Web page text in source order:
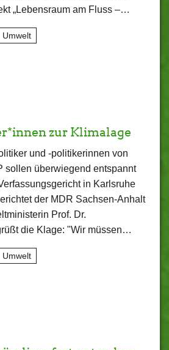
„Lebensraum am Fluss –…
Umwelt
zur Klimalage
und -politikerinnen von
sollen überwiegend entspannt
in Karlsruhe
der MDR Sachsen-Anhalt
Prof. Dr.
die Klage: "Wir müssen…
Umwelt